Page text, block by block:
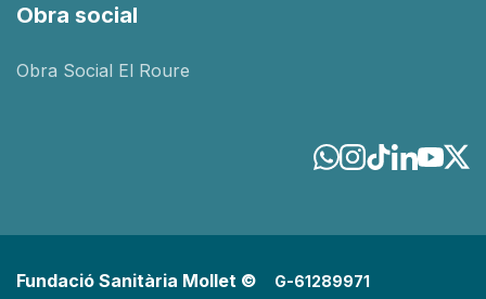
Obra social
Obra Social El Roure
Fundació Sanitària Mollet © G-61289971